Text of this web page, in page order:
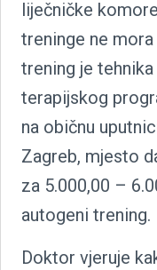
liječničke
treninge ne
trening je
terapijskog
na običnu
Zagreb, mjesto
za 5.000,00 –
autogeni trening.
Doktor vjeruje